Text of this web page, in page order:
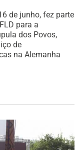
de junho, fez parte
para a
dos Povos,
de
na Alemanha